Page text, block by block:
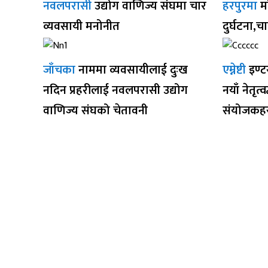
नवलपरासीउद्योग वाणिज्य संघमा चार
व्यवसायी मनोनीत
हरपुरमा
जाँचकानाममा व्यवसायीलाई दुःख
नदिन प्रहरीलाई नवलपरासी उद्योग
वाणिज्य संघको चेतावनी
एम्नेष्टी
नयाँ